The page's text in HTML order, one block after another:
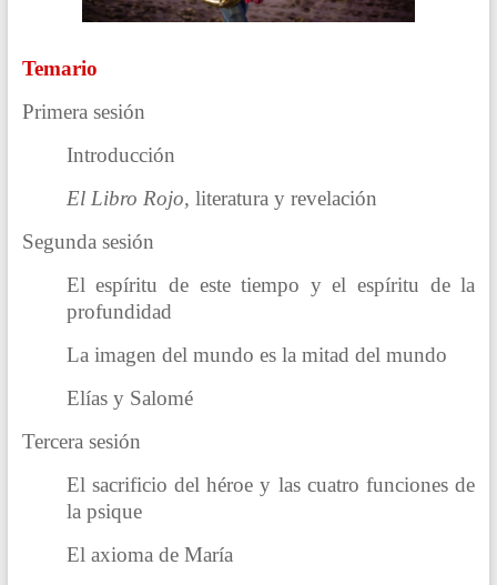
Temario
Primera sesión
Introducción
El Libro Rojo, literatura y revelación
Segunda sesión
El espíritu de este tiempo y el espíritu de la
profundidad
La imagen del mundo es la mitad del mundo
Elías y Salomé
Tercera sesión
El sacrificio del héroe y las cuatro funciones de
la psique
El axioma de María